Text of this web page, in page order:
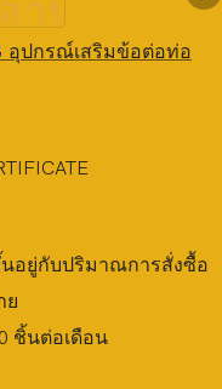
อุปกรณ์เสริมข้อต่อท่อ
อยู่กับปริมาณการสั่งซื้อ
ย
ชิ้นต่อเดือน